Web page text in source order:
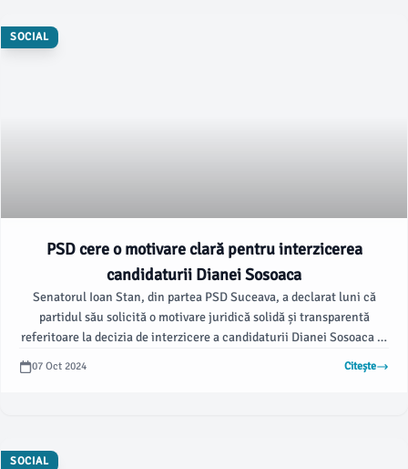
SOCIAL
PSD cere o motivare clară pentru interzicerea
candidaturii Dianei Sosoaca
Senatorul Ioan Stan, din partea PSD Suceava, a declarat luni că
partidul său solicită o motivare juridică solidă și transparentă
referitoare la decizia de interzicere a candidaturii Dianei Sosoaca la
alegerile prezidențiale. Stan a subliniat că un principiu democratic
fundamental este dreptul de a alege și de a fi ales, iar Curtea
07 Oct 2024 Citește
SOCIAL